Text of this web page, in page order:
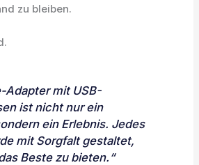
zu bleiben.
Adapter mit USB-
ist nicht nur ein
ein Erlebnis. Jedes
mit Sorgfalt gestaltet,
Beste zu bieten.“